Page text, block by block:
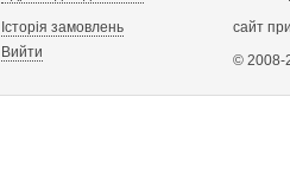
Історія замовлень
Вийти
сайт
© 2008-